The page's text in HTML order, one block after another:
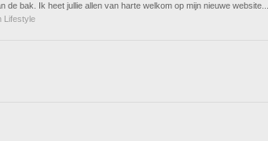
bak. Ik heet jullie allen van harte welkom op mijn nieuwe website....
Lifestyle